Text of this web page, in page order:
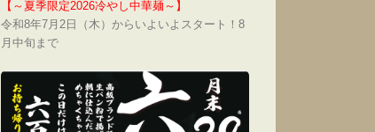
【～夏季限定2026冷やし中華麺～】
令和8年7月2日（木）からいよいよスタート！8
月中旬まで